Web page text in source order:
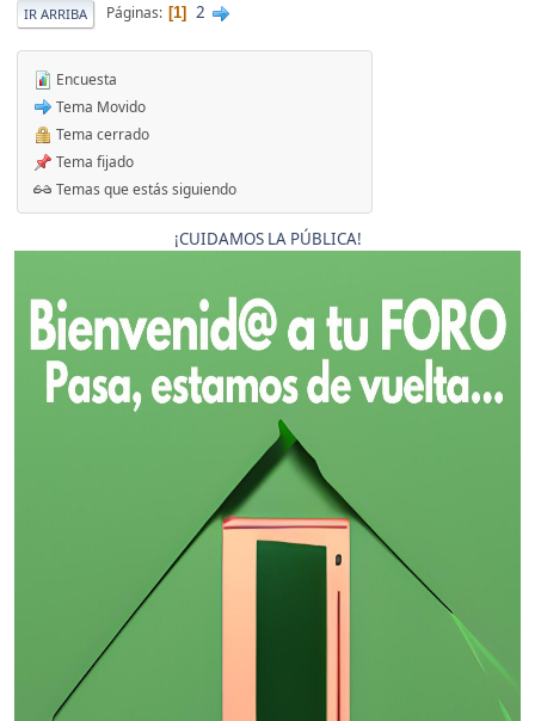
IR ARRIBA Páginas 1 2
Encuesta
Tema Movido
Tema cerrado
Tema fijado
Temas que estás siguiendo
¡CUIDAMOS LA PÚBLICA!